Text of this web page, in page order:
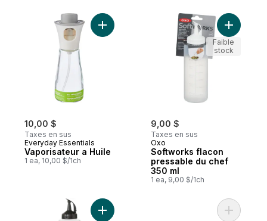
10,00 $
Taxes en sus
Everyday Essentials
Vaporisateur a Huile
1 ea, 10,00 $/1ch
Ajouter Vaporisateur a Huile au panier
9,00 $
Taxes en sus
Oxo
Softworks flacon
pressable du chef
350 ml
1 ea, 9,00 $/1ch
Ajouter
Faible
stock
Ajouter